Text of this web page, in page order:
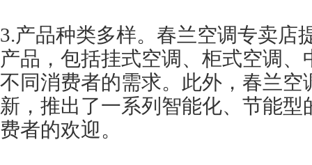
3.产品种类多样。春兰空调专卖店
产品，包括挂式空调、柜式空调、
不同消费者的需求。此外，春兰空
新，推出了一系列智能化、节能型
费者的欢迎。